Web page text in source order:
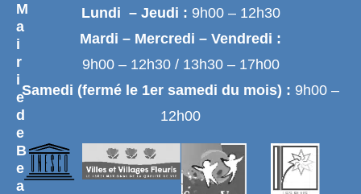
M
a
i
r
i
e
d
e
B
e
a
Lundi – Jeudi : 9h00 – 12h30
Mardi – Mercredi – Vendredi :
9h00 – 12h30 / 13h30 – 17h00
Samedi (fermé le 1er samedi du mois) : 9h00 –
12h00